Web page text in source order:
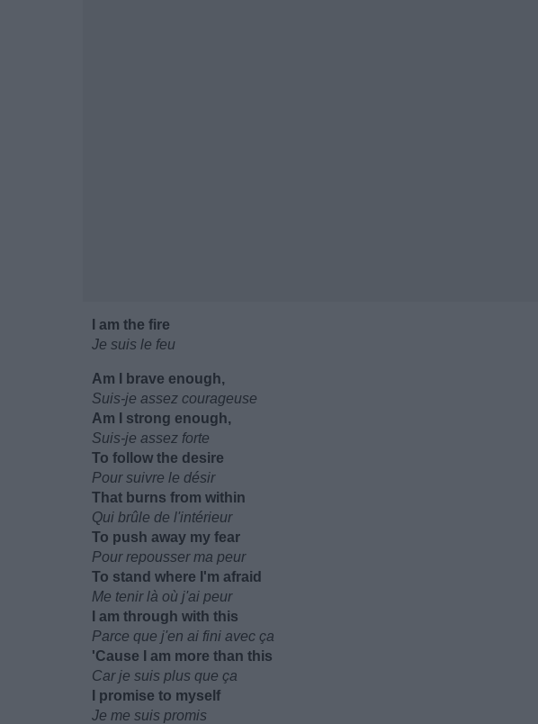
I am the fire
Je suis le feu
Am I brave enough,
Suis-je assez courageuse
Am I strong enough,
Suis-je assez forte
To follow the desire
Pour suivre le désir
That burns from within
Qui brûle de l'intérieur
To push away my fear
Pour repousser ma peur
To stand where I'm afraid
Me tenir là où j'ai peur
I am through with this
Parce que j'en ai fini avec ça
'Cause I am more than this
Car je suis plus que ça
I promise to myself
Je me suis promis